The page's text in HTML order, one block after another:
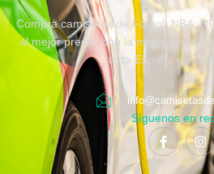
Compra camisetas de Fútbol, NBA,
al mejor precio, con la mejor
toda España e
Síguenos en